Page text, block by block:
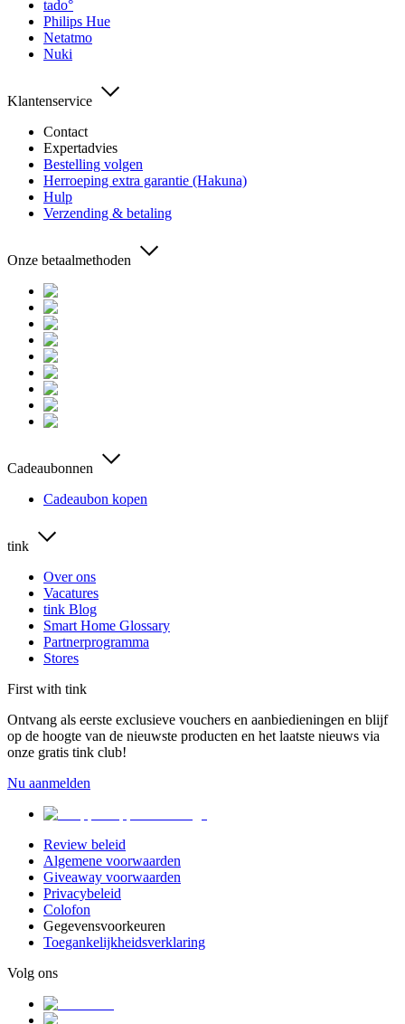
tado°
Philips Hue
Netatmo
Nuki
Klantenservice
Contact
Expertadvies
Bestelling volgen
Herroeping extra garantie (Hakuna)
Hulp
Verzending & betaling
Onze betaalmethoden
Cadeaubonnen
Cadeaubon kopen
tink
Over ons
Vacatures
tink Blog
Smart Home Glossary
Partnerprogramma
Stores
First with tink
Ontvang als eerste exclusieve vouchers en aanbiedieningen en blijf
op de hoogte van de nieuwste producten en het laatste nieuws via
onze gratis tink club!
Nu aanmelden
Review beleid
Algemene voorwaarden
Giveaway voorwaarden
Privacybeleid
Colofon
Gegevensvoorkeuren
Toegankelijkheidsverklaring
Volg ons